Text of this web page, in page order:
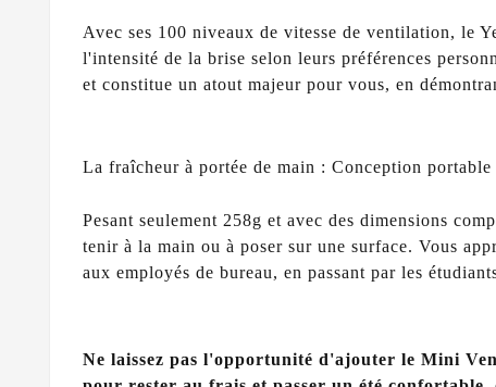
Avec ses 100 niveaux de vitesse de ventilation, le
l'intensité de la brise selon leurs préférences
et constitue un atout majeur pour vous, en
La fraîcheur à portée de main : Conception portable
Pesant seulement 258g et avec des dimensions
tenir à la main ou à poser sur une surface. Vous
aux employés de bureau, en passant par les
Ne laissez pas l'opportunité d'ajouter le Mini